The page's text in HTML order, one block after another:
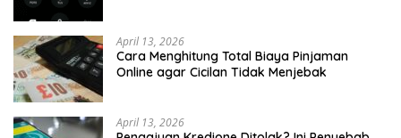
April 13, 2026
Cara Menghitung Total Biaya Pinjaman
Online agar Cicilan Tidak Menjebak
April 13, 2026